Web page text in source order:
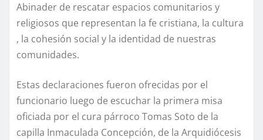
Abinader de rescatar espacios comunitarios y
religiosos que representan la fe cristiana, la cultura
, la cohesión social y la identidad de nuestras
comunidades.
Estas declaraciones fueron ofrecidas por el
funcionario luego de escuchar la primera misa
oficiada por el cura párroco Tomas Soto de la
capilla Inmaculada Concepción, de la Arquidiócesis